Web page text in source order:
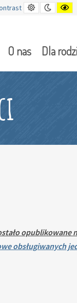
Kontrast
domyślny
Tryb
nocny
O nas Dla
opublikowane
obsługiwanych